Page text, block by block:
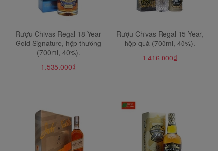
Rượu Chivas Regal 18 Year
Gold Signature, hộp thường
(700ml, 40%).
1.535.000₫
Rượu Chivas Regal 15 Year,
hộp quà (700ml, 40%).
1.416.000₫